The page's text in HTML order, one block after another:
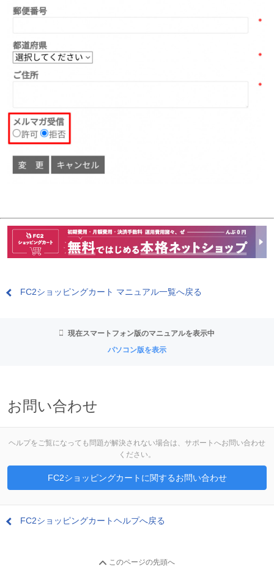
FC2ショッピングカート マニュアル一覧へ戻る
現在スマートフォン版のマニュアルを表示中
パソコン版を表示
お問い合わせ
ヘルプをご覧になっても問題が解決されない場合は、サポートへお問い合わせ
ください。
FC2ショッピングカートに関するお問い合わせ
FC2ショッピングカートヘルプへ戻る
このページの先頭へ